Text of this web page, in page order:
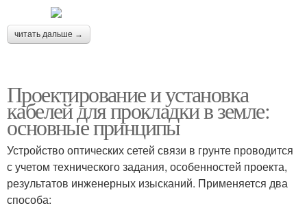
читать дальше →
Проектирование и установка
кабелей для прокладки в земле:
основные принципы
Устройство оптических сетей связи в грунте проводится
с учетом технического задания, особенностей проекта,
результатов инженерных изысканий. Применяется два
способа: